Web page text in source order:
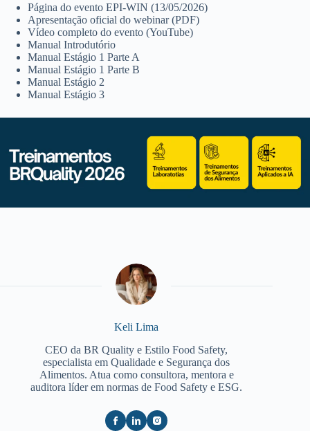
Página do evento EPI-WIN (13/05/2026)
Apresentação oficial do webinar (PDF)
Vídeo completo do evento (YouTube)
Manual Introdutório
Manual Estágio 1 Parte A
Manual Estágio 1 Parte B
Manual Estágio 2
Manual Estágio 3
Keli Lima
CEO da BR Quality e Estilo Food Safety,
especialista em Qualidade e Segurança dos
Alimentos. Atua como consultora, mentora e
auditora líder em normas de Food Safety e ESG.